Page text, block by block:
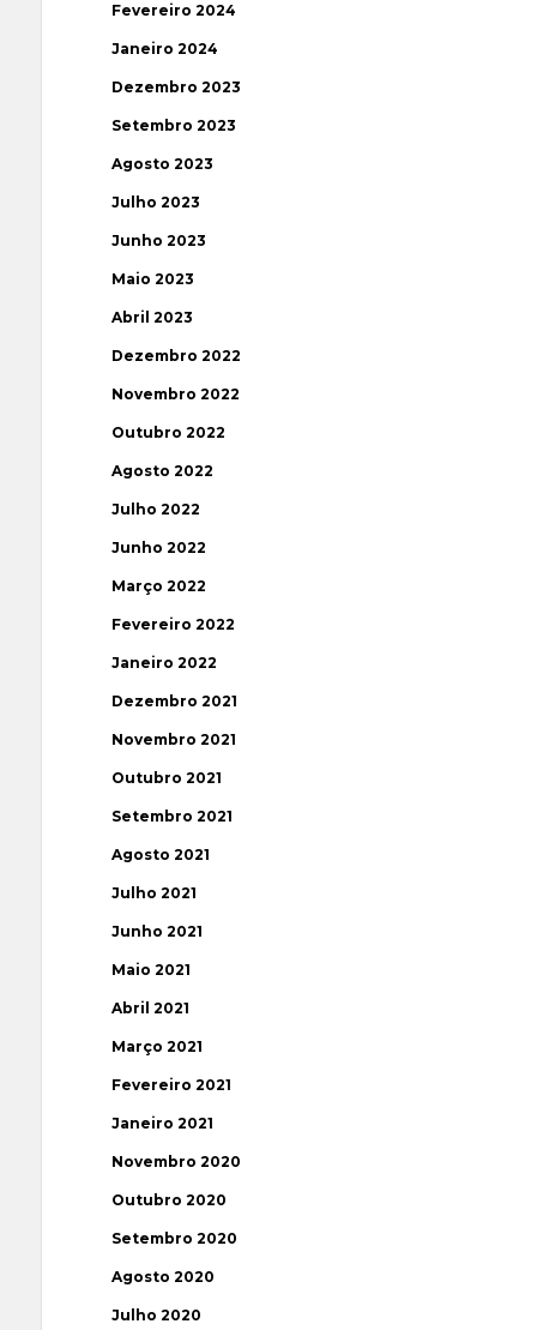
Fevereiro 2024
Janeiro 2024
Dezembro 2023
Setembro 2023
Agosto 2023
Julho 2023
Junho 2023
Maio 2023
Abril 2023
Dezembro 2022
Novembro 2022
Outubro 2022
Agosto 2022
Julho 2022
Junho 2022
Março 2022
Fevereiro 2022
Janeiro 2022
Dezembro 2021
Novembro 2021
Outubro 2021
Setembro 2021
Agosto 2021
Julho 2021
Junho 2021
Maio 2021
Abril 2021
Março 2021
Fevereiro 2021
Janeiro 2021
Novembro 2020
Outubro 2020
Setembro 2020
Agosto 2020
Julho 2020